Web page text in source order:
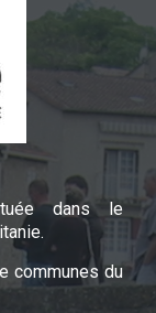
dans le
communes du